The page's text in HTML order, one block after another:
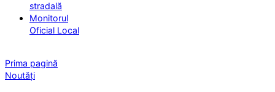
stradală
Monitorul
Oficial Local
Prima pagină
Noutăți